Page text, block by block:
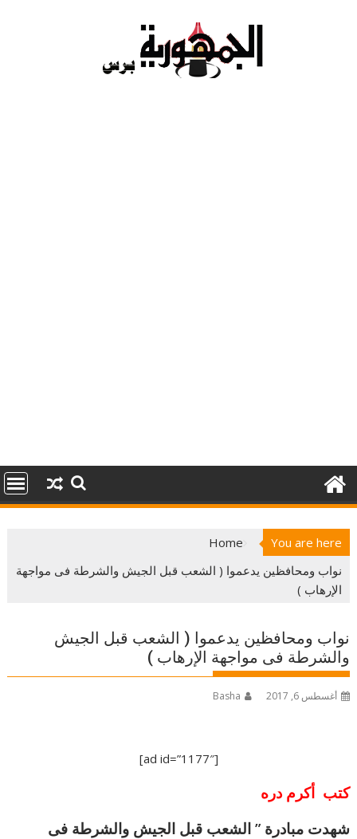
You are here
Home
نواب ومحافظين يدعموا ( الشعب قبل الجيش والشرطة فى مواجهة
الإرهاب )
نواب ومحافظين يدعموا ( الشعب قبل الجيش
والشرطة فى مواجهة الإرهاب )
أغسطس 6, 2017 Basha
[ad id=”1177″]
كتب أكرم دره
شهدت مبادرة ” الشعب قبل الجيش والشرطة فى